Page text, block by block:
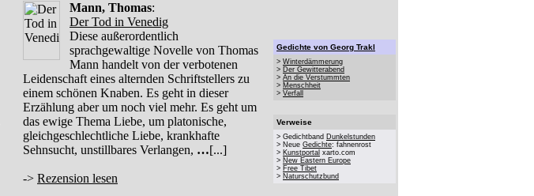
Mann, Thomas:
Der Tod in Venedig
Diese außerordentlich
sprachgewaltige Novelle von Thomas
Mann handelt von der verbotenen
Leidenschaft eines alternden Schriftstellers zu
einem schönen Knaben. Es geht in dieser
Erzählung aber um noch viel mehr. Es geht um
das ewige Thema Liebe, um platonische,
gleichgeschlechtliche Liebe, krankhafte
Sehnsucht, unstillbares Verlangen, …[...]
-> Rezension lesen
Gedichte von Georg Trakl
> Winterdämmerung
> Der Gewitterabend
> An die Verstummten
> Menschheit
> Verfall
Verweise
> Gedichtband Dunkelstunden
> Neue Gedichte: fahnenrost
> Kunstportal xarto.com
> New Eastern Europe
> Free Tibet
> Naturschutzbund